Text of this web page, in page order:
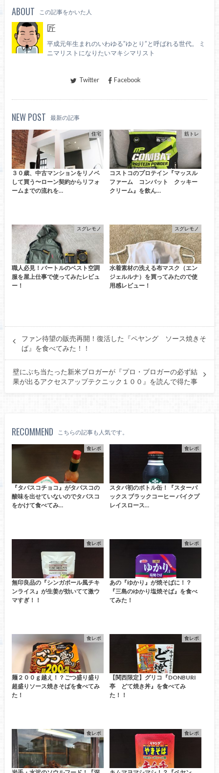
ABOUT この記事をかいた人
匠
平成元年生まれのいわゆる”ゆとり”と呼ばれる世代。 ミ
ニマリストになりたいマキシマリスト
Twitter Facebook
NEW POST 最新の記事
住宅
３０歳、中古マンションをリノベ
して買う〜ローン契約からリフォ
ームまでの流れを…
筋トレ
コストコのプロテイン『マッスル
ファーム コンバット クッキー
クリーム』を飲ん…
スグレモノ
職人必見！バートルのベスト空調
服を屋上仕事で使ってみたレビュ
ー！
スグレモノ
水着素材の洗える布マスク（エン
ジェルルナ）を買ってみたので使
用感レビュー！
ファン待望の販売再開！復活した『ペヤング ソース焼きそ
ば』を食べてみた！！
壁にぶち当たった新米ブロガーが『プロ・ブロガーの必ず結
果が出るアクセスアップテクニック１００』を読んで得た事
RECOMMEND こちらの記事も人気です。
食レポ
『タバスコチョコ』がタバスコの
酸味を出せていないのでタバスコ
をかけて食べてみ…
食レポ
スタバ初のボトル缶！『スターバ
ックス ブラックコーヒー パイクプ
レイスロース…
食レポ
無印良品の『シンガポール風チキ
ンライス』が生姜が効いてて激ウ
マすぎ！！
食レポ
あの『ゆかり』が焼そばに！？
『三島のゆかり塩焼そば』を食べ
てみた！
食レポ
麺２００ｇ越え！？ごつ盛り盛り
超盛りソース焼きそばを食べてみ
た！
食レポ
【関西限定】グリコ『DONBURI
亭 どて焼き丼』を食べてみ
た！！
食レポ 食レポ